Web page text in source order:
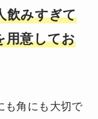
飲みすぎて
用意してお
も角にも大切で